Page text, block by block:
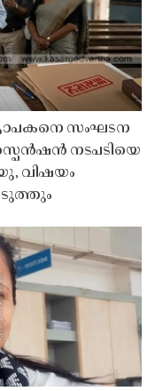
സംഘടന
നടപടിയെ
വിഷയം